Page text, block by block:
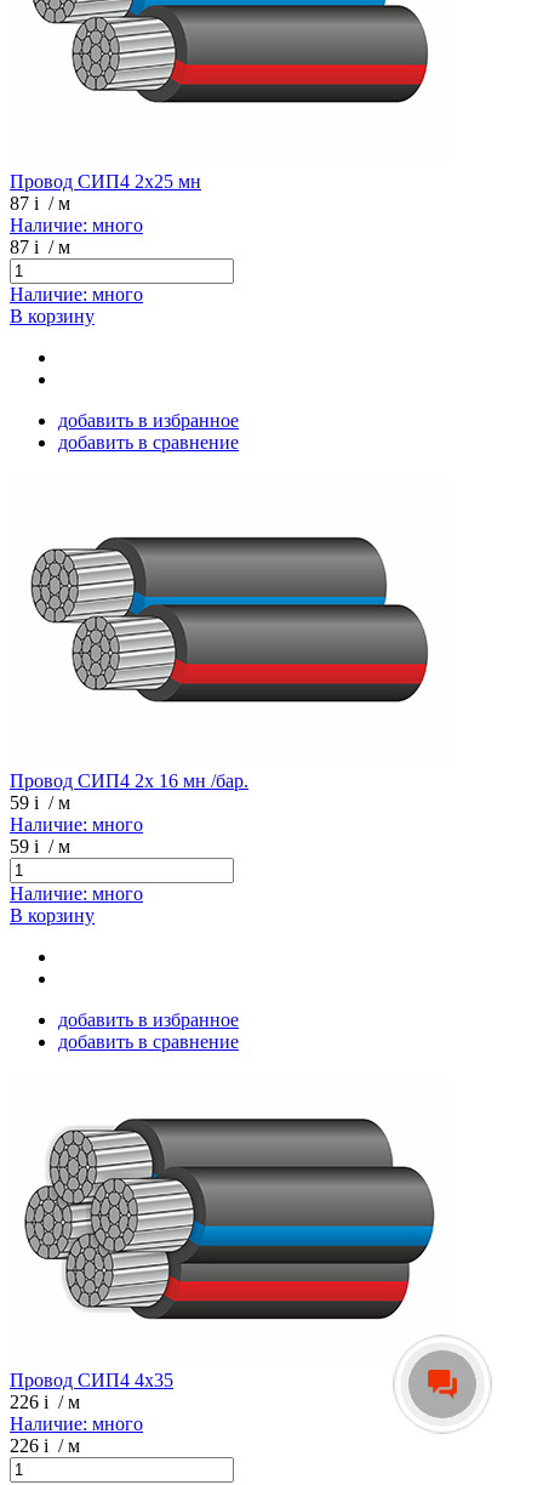
Провод СИП4 2х25 мн
87 i / м
Наличие: много
87 i / м
Наличие: много
В корзину
добавить в избранное
добавить в сравнение
Провод СИП4 2х 16 мн /бар.
59 i / м
Наличие: много
59 i / м
Наличие: много
В корзину
добавить в избранное
добавить в сравнение
Провод СИП4 4х35
226 i / м
Наличие: много
226 i / м